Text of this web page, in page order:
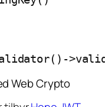
Web Crypto